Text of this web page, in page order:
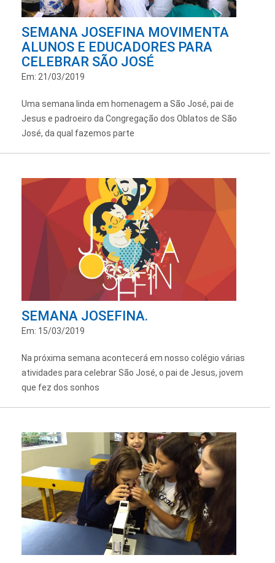
SEMANA JOSEFINA MOVIMENTA
ALUNOS E EDUCADORES PARA
CELEBRAR SÃO JOSÉ
Em: 21/03/2019
Uma semana linda em homenagem a São José, pai de
Jesus e padroeiro da Congregação dos Oblatos de São
José, da qual fazemos parte
SEMANA JOSEFINA.
Em: 15/03/2019
Na próxima semana acontecerá em nosso colégio várias
atividades para celebrar São José, o pai de Jesus, jovem
que fez dos sonhos